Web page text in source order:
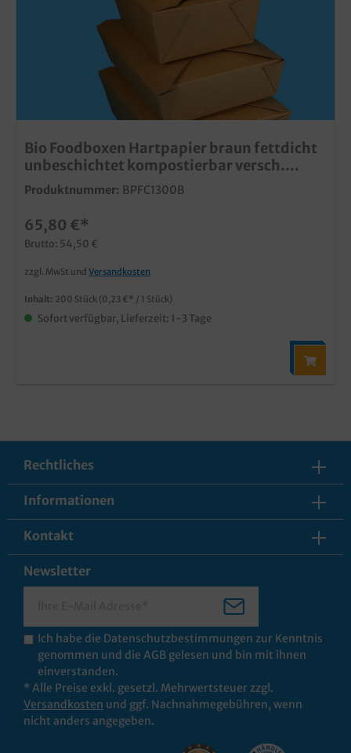
Bio Foodboxen Hartpapier braun fettdicht
unbeschichtet kompostierbar versch.
Größen
Produktnummer: BPFC1300B
65,80 €*
Brutto: 54,50 €
zzgl. MwSt und Versandkosten
Inhalt: 200 Stück (0,23 €* / 1 Stück)
Sofort verfügbar, Lieferzeit: 1-3 Tage
Rechtliches
Informationen
Kontakt
Newsletter
Ich habe die Datenschutzbestimmungen zur Kenntnis
genommen und die AGB gelesen und bin mit ihnen
einverstanden.
* Alle Preise exkl. gesetzl. Mehrwertsteuer zzgl.
Versandkosten und ggf. Nachnahmegebühren, wenn
nicht anders angegeben.